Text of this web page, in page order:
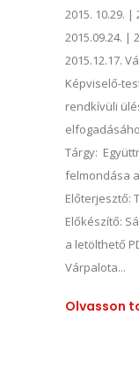
2015. 10.29. |
2015.09.24. |
2015.12.17.
Képviselő-
rendkívüli
Tárgy:
felmondása
Előterjesztő:
Előkészítő:
a letölthető
Várpalota...
Olvasson